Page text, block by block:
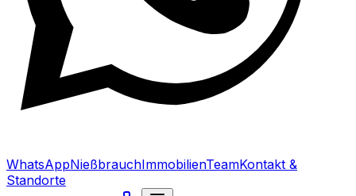
WhatsAppNießbrauchImmobilienTeamKontakt &
Standorte